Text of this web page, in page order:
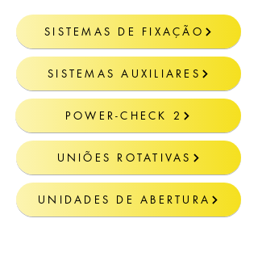
SISTEMAS DE FIXAÇÃO
SISTEMAS AUXILIARES
POWER-CHECK 2
UNIÕES ROTATIVAS
UNIDADES DE ABERTURA